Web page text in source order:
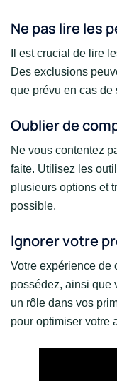
Ne pas lire les
Il est crucial de lire
Des exclusions
que prévu en cas de
Oublier de
Ne vous contentez
faite. Utilisez les
plusieurs options et
possible.
Ignorer votre
Votre expérience de
possédez, ainsi que
un rôle dans vos
pour optimiser votre